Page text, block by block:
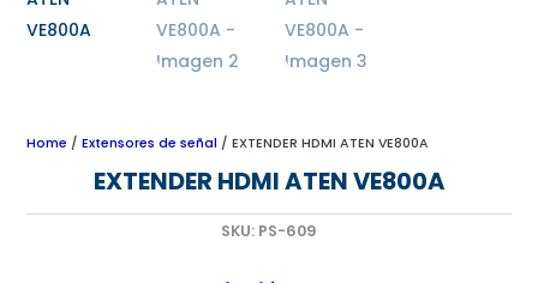
Home /Extensores de señal / EXTENDER HDMI ATEN VE800A
EXTENDER HDMI ATEN VE800A
SKU: PS-609